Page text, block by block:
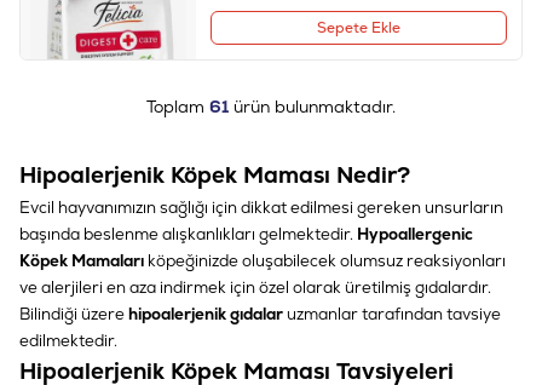
Sepete Ekle
Toplam 61 ürün bulunmaktadır.
Hipoalerjenik Köpek Maması Nedir?
Evcil hayvanımızın sağlığı için dikkat edilmesi gereken unsurların
başında beslenme alışkanlıkları gelmektedir. Hypoallergenic
Köpek Mamaları köpeğinizde oluşabilecek olumsuz reaksiyonları
ve alerjileri en aza indirmek için özel olarak üretilmiş gıdalardır.
Bilindiği üzerehipoalerjenik gıdalar uzmanlar tarafından tavsiye
edilmektedir.
Hipoalerjenik Köpek Maması Tavsiyeleri